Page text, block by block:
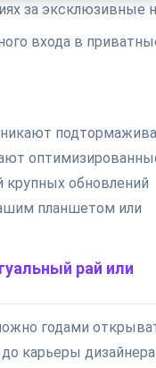
за эксклюзивные
входа в
крупных обновлений
планшетом или
рай или
годами
карьеры дизайнера